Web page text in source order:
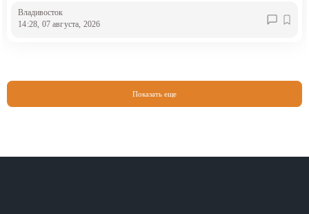
Владивосток
14:28, 07 августа, 2026
Показать еще